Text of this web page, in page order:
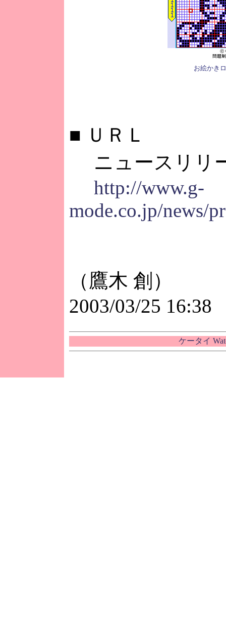
お絵かき
■ ＵＲＬ
ニュースリリ
http://www.g-
mode.co.jp/news/
（鷹木 創）
2003/03/25 16:38
ケータイ